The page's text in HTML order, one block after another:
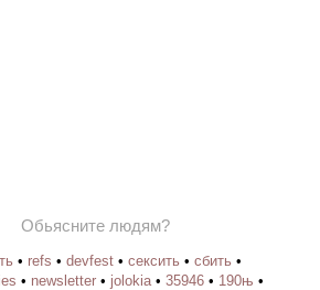
Обьясните людям?
• refs • devfest • сексить • сбить •
• newsletter • jolokia • 35946 • 190њ •